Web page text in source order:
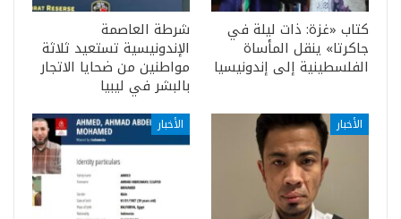
كتاب «غزة: ذات ليلة في
جاكرتا» ينقل المأساة
الفلسطينية إلى إندونيسيا
شرطة العاصمة
الإندونيسية تستعيد ثلاثة
مواطنين من ضحايا الاتجار
بالبشر في ليبيا
الأخبار الأخبار